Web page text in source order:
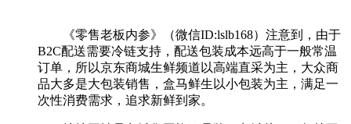
《零售老板内参》（微信ID:lslb168）注意到，由于
B2C配送需要冷链支持，配送包装成本远高于一般常温
订单，所以京东商城生鲜频道以高端直采为主，大众商
品大多是大包装销售，盒马鲜生以小包装为主，满足一
次性消费需求，追求新鲜到家。